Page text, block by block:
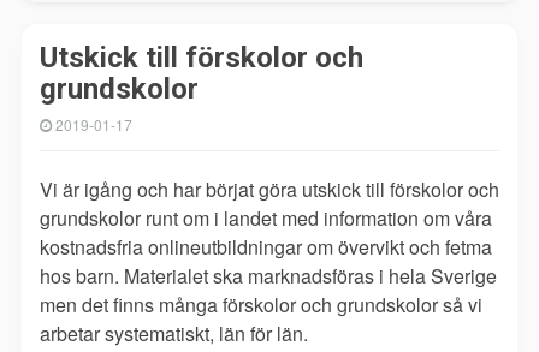
Utskick till förskolor och
grundskolor
2019-01-17
Vi är igång och har börjat göra utskick till förskolor och
grundskolor runt om i landet med information om våra
kostnadsfria onlineutbildningar om övervikt och fetma
hos barn. Materialet ska marknadsföras i hela Sverige
men det finns många förskolor och grundskolor så vi
arbetar systematiskt, län för län.